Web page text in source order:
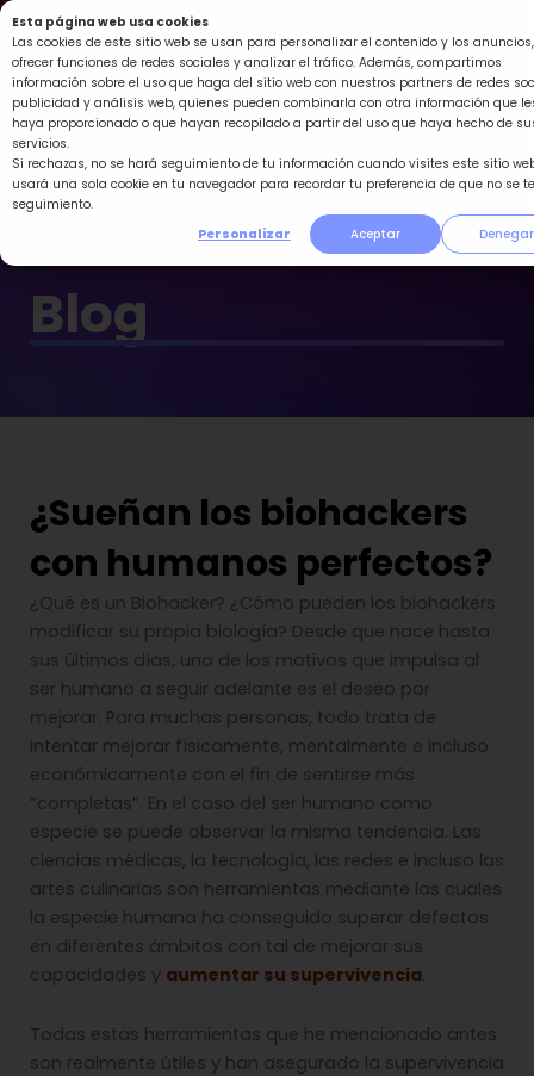
Esta página web usa cookies
Las cookies de este sitio web se usan para personalizar el contenido y los anuncios,
ofrecer funciones de redes sociales y analizar el tráfico. Además, compartimos
información sobre el uso que haga del sitio web con nuestros partners de redes
publicidad y análisis web, quienes pueden combinarla con otra información que
haya proporcionado o que hayan recopilado a partir del uso que haya hecho de
servicios.
Si rechazas, no se hará seguimiento de tu información cuando visites este sitio
usará una sola cookie en tu navegador para recordar tu preferencia de que no se
seguimiento.
Personalizar
Aceptar Denegar
Ir
al
contenido
Blog
¿Sueñan los biohackers
con humanos perfectos?
¿Qué es un Biohacker? ¿Cómo pueden los biohackers
modificar su propia biología? Desde que nace hasta
sus últimos días, uno de los motivos que impulsa al
ser humano a seguir adelante es el deseo por
mejorar. Para muchas personas, todo trata de
intentar mejorar físicamente, mentalmente e incluso
económicamente con el fin de sentirse más
“completas”. En el caso del ser humano como
especie se puede observar la misma tendencia. Las
ciencias médicas, la tecnología, las redes e incluso las
artes culinarias son herramientas mediante las cuales
la especie humana ha conseguido superar defectos
en diferentes ámbitos con tal de mejorar sus
capacidades y aumentar su supervivencia.
Todas estas herramientas que he mencionado antes
son realmente útiles y han asegurado la supervivencia